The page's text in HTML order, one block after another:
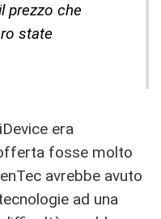
prezzo che
state
era
fosse molto
avrebbe avuto
ad una